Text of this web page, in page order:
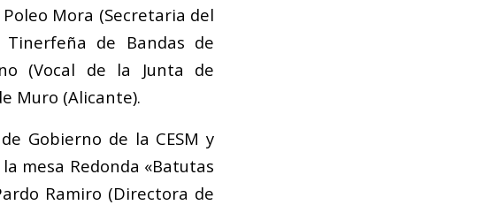
Mora (Secretaria del
de Bandas de
(Vocal de la Junta de
Muro (Alicante).
Gobierno de la CESM y
mesa Redonda «Batutas
Ramiro (Directora de